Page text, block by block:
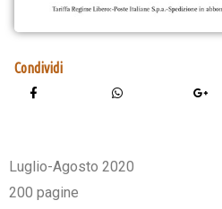
Luglio-Agosto 2020
200 pagine
Condividi